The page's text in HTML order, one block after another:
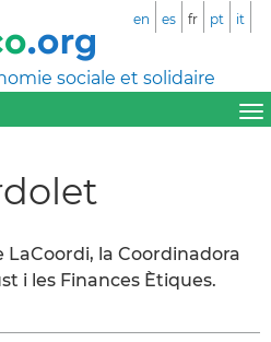
sociale et solidaire
en es fr pt it
LaCoordi, la Coordinadora
i les Finances Ètiques.